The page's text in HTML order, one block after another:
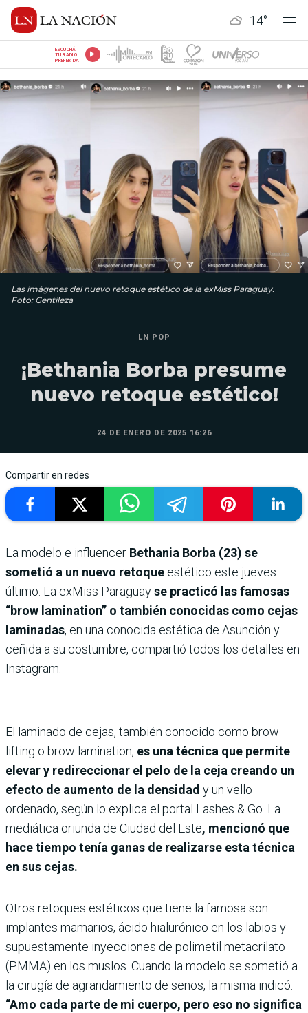
14°
ESCUCHÁ
TU RADIO
PREFERIDA
Las imágenes del nuevo retoque estético de la exMiss Paraguay.
Foto: Gentileza
LN POP
¡Bethania Borba presume
nuevo retoque estético!
24 DE ENERO DE 2025 16:26
Compartir en redes
La modelo e influencer Bethania Borba (23) se
sometió a un nuevo retoque estético este jueves
último. La exMiss Paraguayse practicó las famosas
“brow lamination” o también conocidas como cejas
laminadas, en una conocida estética de Asunción y
ceñida a su costumbre, compartió todos los detalles en
Instagram.
El laminado de cejas, también conocido como brow
lifting o brow lamination, es una técnica que permite
elevar y redireccionar el pelo de la ceja creando un
efecto de aumento de la densidad y un vello
ordenado, según lo explica el portal Lashes & Go. La
mediática oriunda de Ciudad del Este, mencionó que
hace tiempo tenía ganas de realizarse esta técnica
en sus cejas.
Otros retoques estéticos que tiene la famosa son:
implantes mamarios, ácido hialurónico en los labios y
supuestamente inyecciones de polimetil metacrilato
(PMMA) en los muslos. Cuando la modelo se sometió a
la cirugía de agrandamiento de senos, la misma indicó:
“Amo cada parte de mi cuerpo, pero eso no significa